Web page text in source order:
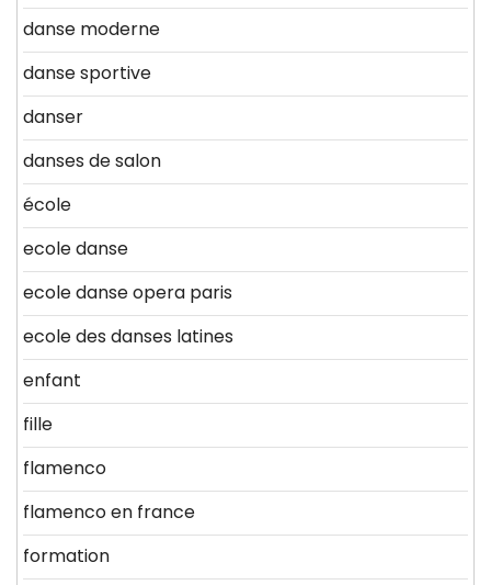
danse moderne
danse sportive
danser
danses de salon
école
ecole danse
ecole danse opera paris
ecole des danses latines
enfant
fille
flamenco
flamenco en france
formation